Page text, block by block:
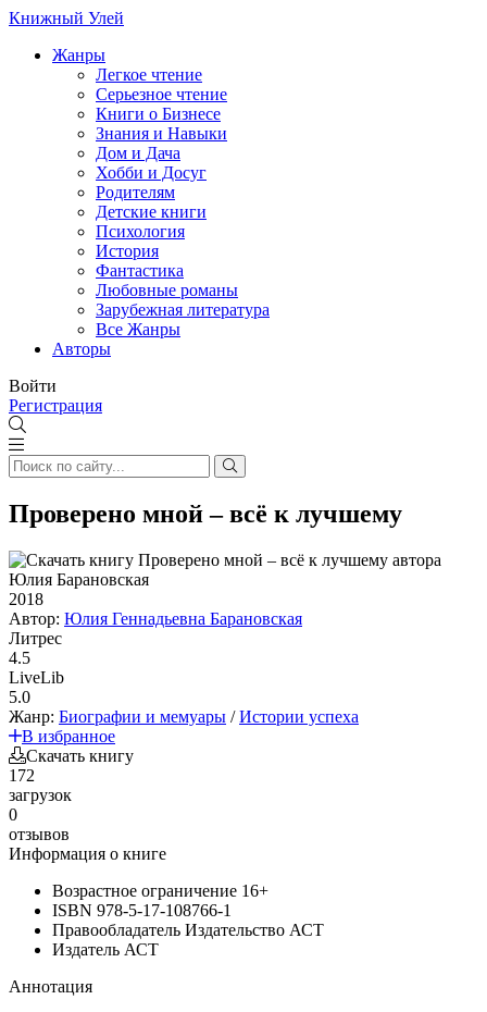
Книжный Улей
Жанры
Легкое чтение
Серьезное чтение
Книги о Бизнесе
Знания и Навыки
Дом и Дача
Хобби и Досуг
Родителям
Детские книги
Психология
История
Фантастика
Любовные романы
Зарубежная литература
Все Жанры
Авторы
Войти
Регистрация
Проверено мной – всё к лучшему
2018
Автор: Юлия Геннадьевна Барановская
Литрес
4.5
LiveLib
5.0
Жанр: Биографии и мемуары /Истории успеха
В избранное
Скачать книгу
172
загрузок
0
отзывов
Информация о книге
Возрастное ограничение 16+
ISBN 978-5-17-108766-1
Правообладатель Издательство АСТ
Издатель АСТ
Аннотация